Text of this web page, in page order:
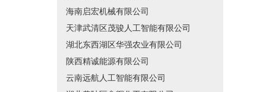
海南启宏机械有限公司
天津武清区茂骏人工智能有限公司
湖北东西湖区华强农业有限公司
陕西精诚能源有限公司
云南远航人工智能有限公司